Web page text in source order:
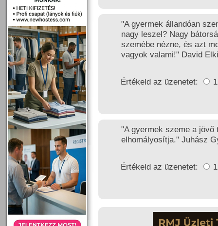
"A gyermek állandóan
nagy leszel? Nagy
szemébe nézne, és azt
vagyok valami!" David
Értékeld az üzenetet:
"A gyermek szeme a
elhomályosítja." Juhász
Értékeld az üzenetet: